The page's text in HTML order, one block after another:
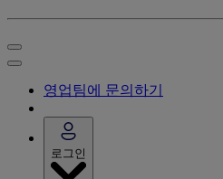
영업팀에 문의하기
로그인